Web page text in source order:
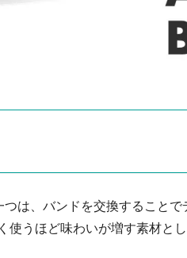
は、バンドを交換すること
使うほど味わいが増す素材とし